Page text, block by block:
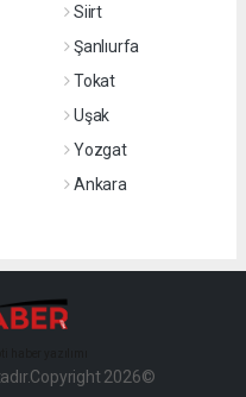
Siirt
Şanlıurfa
Tokat
Uşak
Yozgat
Ankara
2026©